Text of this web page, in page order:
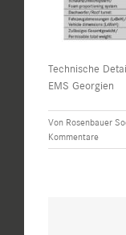
Technische
EMS Georgien
Von Rosenbauer
Kommentare